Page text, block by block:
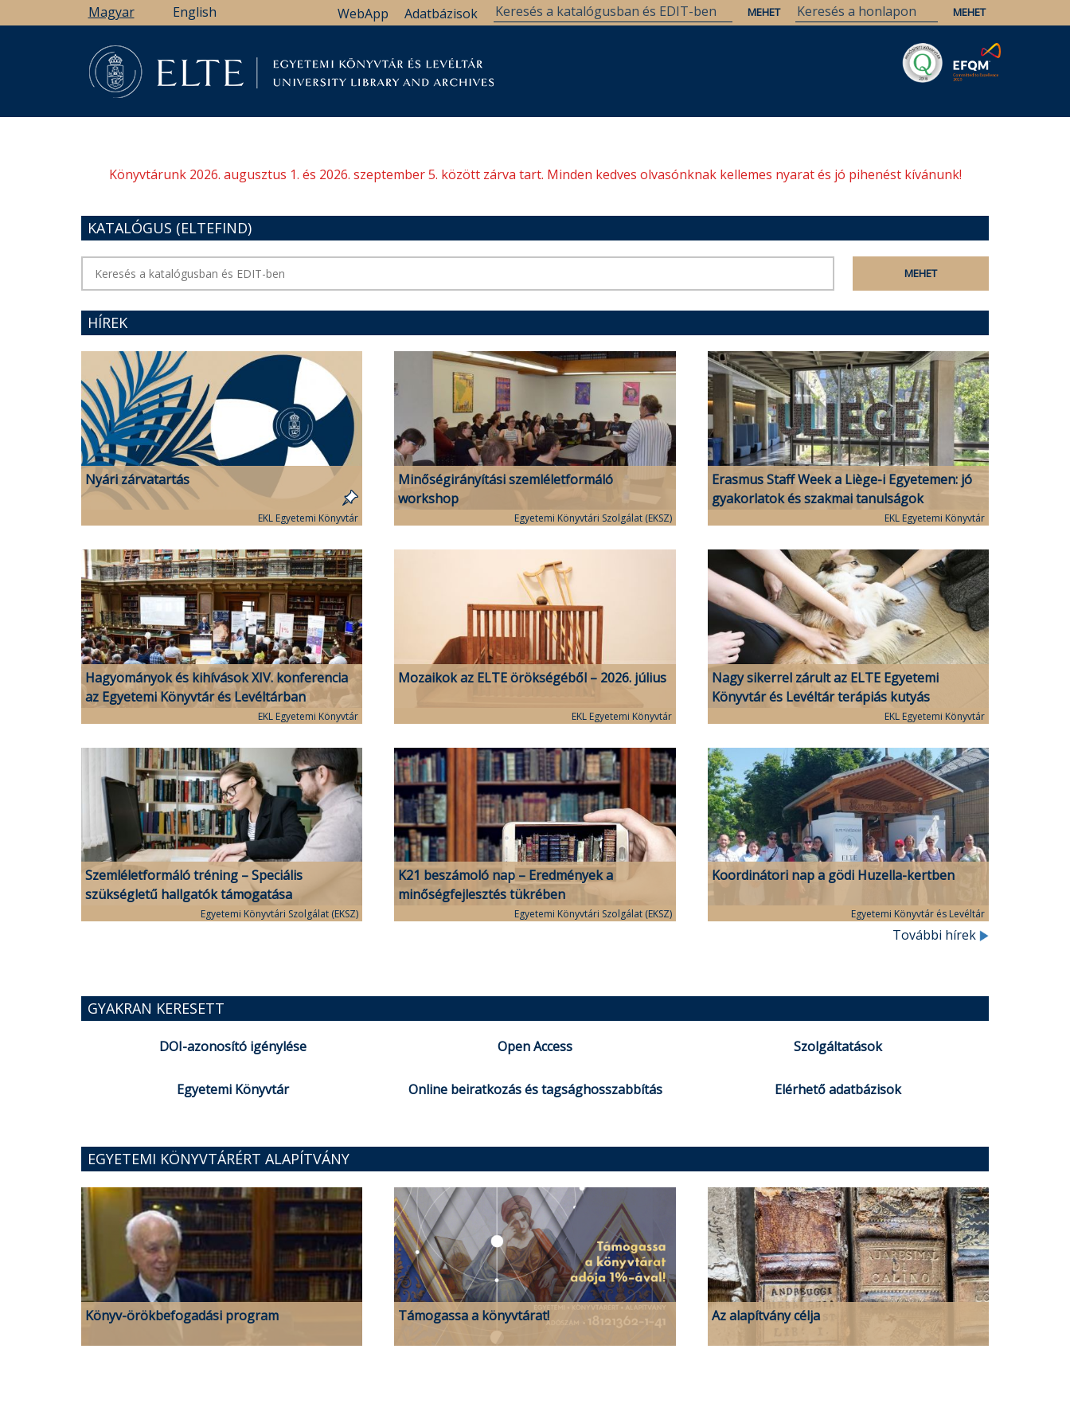
a
Magyar English Adatbázisok
WebApp
Könyvtárunk 2026. augusztus 1. és 2026. szeptember 5. között zárva tart. Minden kedves olvasónknak kellemes nyarat és jó pihenést kívánunk!
KATALÓGUS (ELTEFIND)
HÍREK
Nyári zárvatartás
EKL Egyetemi Könyvtár
Minőségirányítási szemléletformáló
workshop
Egyetemi Könyvtári Szolgálat (EKSZ)
Erasmus Staff Week a Liège-i Egyetemen: jó
gyakorlatok és szakmai tanulságok
EKL Egyetemi Könyvtár
Hagyományok és kihívások XIV. konferencia
az Egyetemi Könyvtár és Levéltárban
EKL Egyetemi Könyvtár
Mozaikok az ELTE örökségéből – 2026. július
EKL Egyetemi Könyvtár
Nagy sikerrel zárult az ELTE Egyetemi
Könyvtár és Levéltár terápiás kutyás
EKL Egyetemi Könyvtár
Szemléletformáló tréning – Speciális
szükségletű hallgatók támogatása
Egyetemi Könyvtári Szolgálat (EKSZ)
K21 beszámoló nap – Eredmények a
minőségfejlesztés tükrében
Egyetemi Könyvtári Szolgálat (EKSZ)
Koordinátori nap a gödi Huzella-kertben
Egyetemi Könyvtár és Levéltár
További hírek
GYAKRAN KERESETT
DOI-azonosító igénylése Open Access Szolgáltatások
Egyetemi Könyvtár Online beiratkozás és tagsághosszabbítás Elérhető adatbázisok
EGYETEMI KÖNYVTÁRÉRT ALAPÍTVÁNY
Könyv-örökbefogadási program Támogassa a könyvtárat! Az alapítvány célja